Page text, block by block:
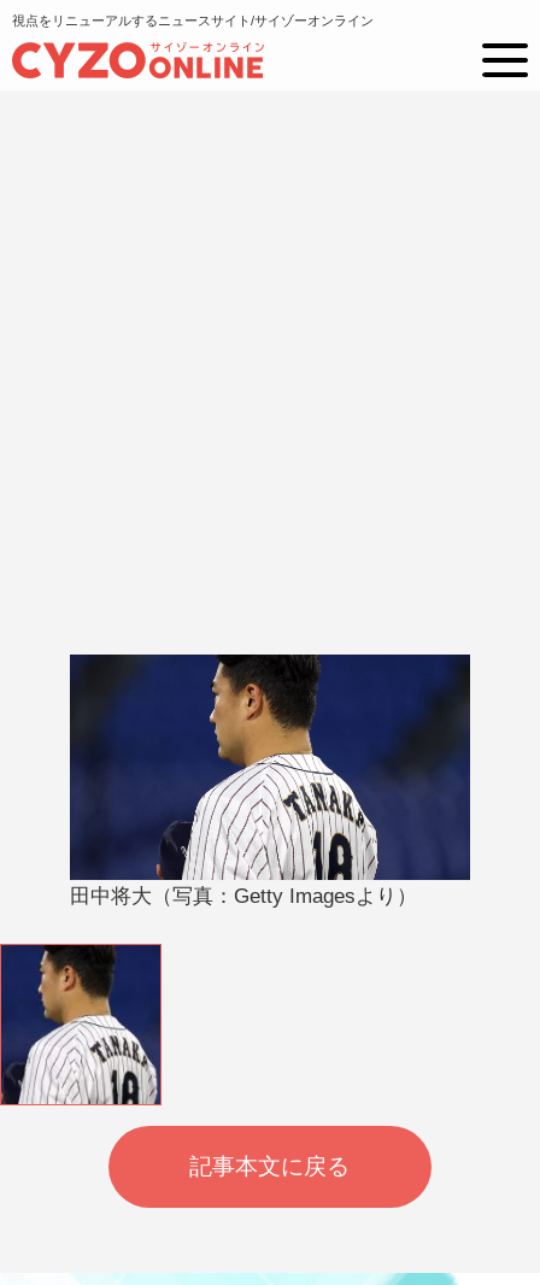
視点をリニューアルするニュースサイト/サイゾーオンライン
田中将大（写真：Getty Imagesより）
記事本文に戻る